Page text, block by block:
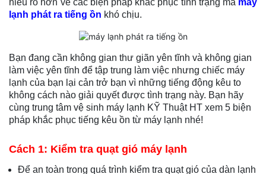
lạnh phát ra tiếng ồn khó chịu.
Bạn đang cần không gian thư giãn yên tĩnh và không gian
làm việc yên tĩnh để tập trung làm việc nhưng chiếc máy
lạnh của bạn lại cản trở bạn vì những tiếng động kêu to
không cách nào giải quyết được tình trạng này. Bạn hãy
cùng trung tâm vệ sinh máy lạnh KỸ Thuật HT xem 5 biện
pháp khắc phục tiếng kêu ồn từ máy lạnh nhé!
Cách 1: Kiểm tra quạt gió máy lạnh
Để an toàn trong quá trình kiểm tra quạt gió của dàn lạnh